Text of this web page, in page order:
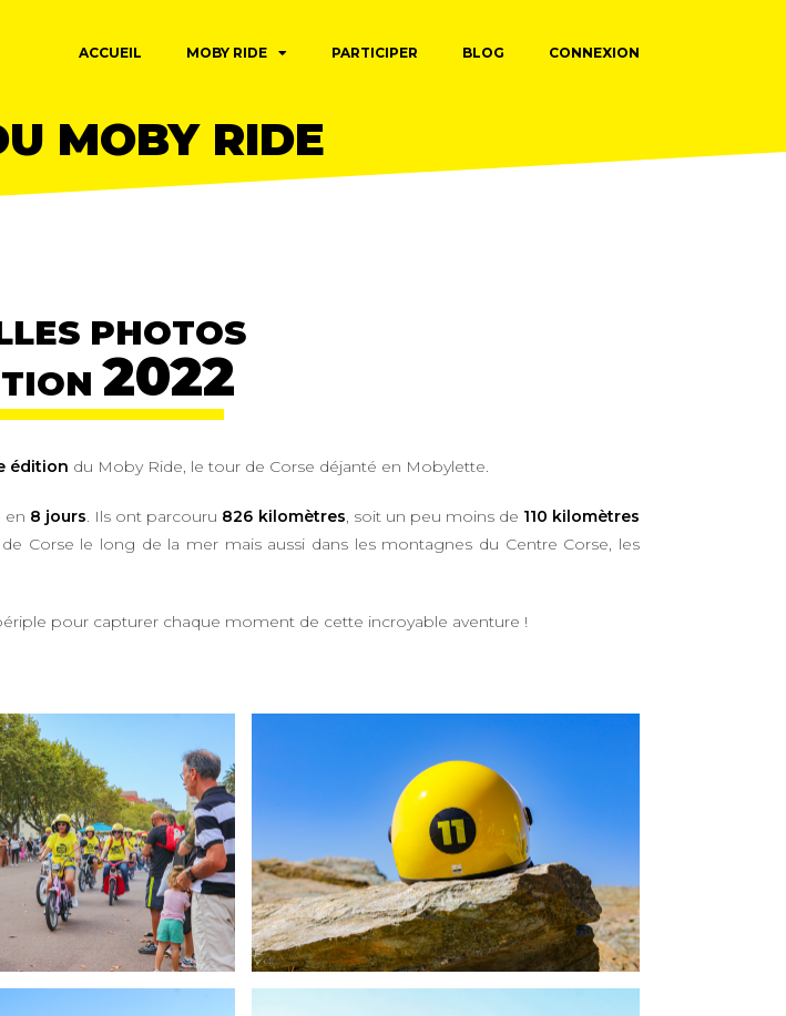
ACCUEIL MOBY RIDE PARTICIPER BLOG CONNEXION
MOBY RIDE
PHOTOS
2022
édition du Moby Ride, le tour de Corse déjanté en Mobylette.
en 8 jours . Ils ont parcouru 826 kilomètres , soit un peu moins de 110 kilomètres
Corse le long de la mer mais aussi dans les montagnes du Centre Corse, les
pour capturer chaque moment de cette incroyable aventure !